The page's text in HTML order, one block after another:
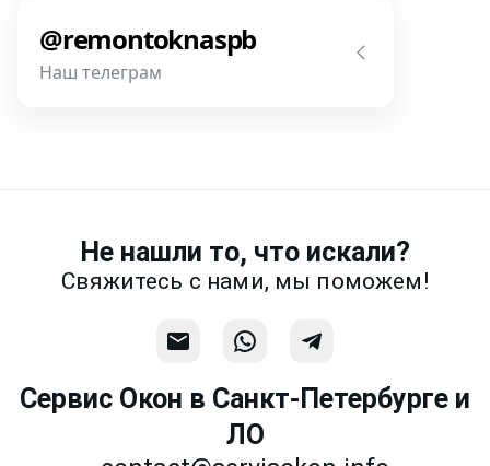
фотографии, размеры и пр.
@remontoknaspb
Наш телеграм
Связаться
Не нашли то, что искали?
Свяжитесь с нами, мы поможем!
Сервис Окон в Санкт-Петербурге и
ЛО